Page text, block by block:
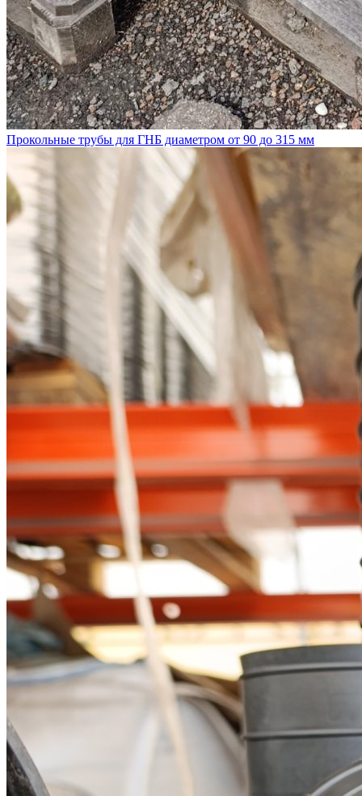
Прокольные трубы для ГНБ диаметром от 90 до 315 мм